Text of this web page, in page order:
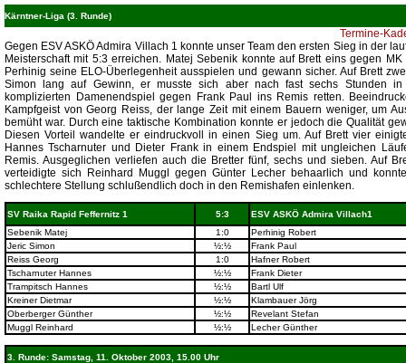
Kärntner-Liga (3. Runde)
Termine-
Gegen ESV ASKÖ Admira Villach 1 konnte unser Team den ersten Sieg in der
Meisterschaft mit 5:3 erreichen. Matej Sebenik konnte auf Brett eins gegen MK
Perhinig seine ELO-Überlegenheit ausspielen und gewann sicher. Auf Brett
Simon lang auf Gewinn, er musste sich aber nach fast sechs Stunden in
komplizierten Damenendspiel gegen Frank Paul ins Remis retten.
Kampfgeist von Georg Reiss, der lange Zeit mit einem Bauern weniger, um
bemüht war. Durch eine taktische Kombination konnte er jedoch die Qualität
Diesen Vorteil wandelte er eindruckvoll in einen Sieg um. Auf Brett vier
Hannes Tscharnuter und Dieter Frank in einem Endspiel mit ungleichen
Remis. Ausgeglichen verliefen auch die Bretter fünf, sechs und sieben. Auf
verteidigte sich Reinhard Muggl gegen Günter Lecher behaarlich und
schlechtere Stellung schlußendlich doch in den Remishafen einlenken.
SV Raika Rapid Feffernitz 1 5:3
ESV ASKÖ Admira Villach1
Sebenik Matej
1:0
Perhinig Robert
Jeric Simon
½:½
Frank Paul
Reiss Georg
1:0
Hafner Robert
Tscharnuter Hannes
½:½
Frank Dieter
Trampitsch Hannes
½:½
Bartl Ulf
Kreiner Dietmar
½:½
Klambauer Jörg
Oberberger Günther
½:½
Revelant Stefan
Muggl Reinhard
½:½ Lecher Günther
3. Runde: Samstag, 11. Oktober 2003, 15.00 Uhr